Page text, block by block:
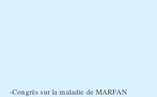
-Congrès sur la maladie de MARFAN